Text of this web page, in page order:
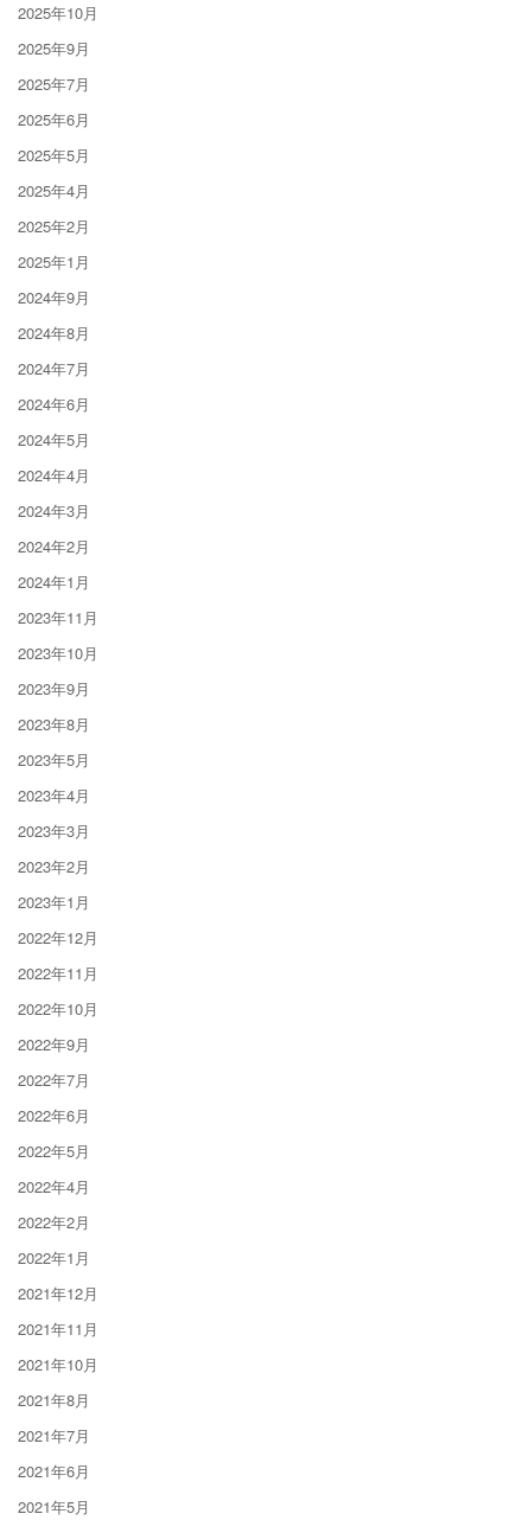
2025年10月
2025年9月
2025年7月
2025年6月
2025年5月
2025年4月
2025年2月
2025年1月
2024年9月
2024年8月
2024年7月
2024年6月
2024年5月
2024年4月
2024年3月
2024年2月
2024年1月
2023年11月
2023年10月
2023年9月
2023年8月
2023年5月
2023年4月
2023年3月
2023年2月
2023年1月
2022年12月
2022年11月
2022年10月
2022年9月
2022年7月
2022年6月
2022年5月
2022年4月
2022年2月
2022年1月
2021年12月
2021年11月
2021年10月
2021年8月
2021年7月
2021年6月
2021年5月